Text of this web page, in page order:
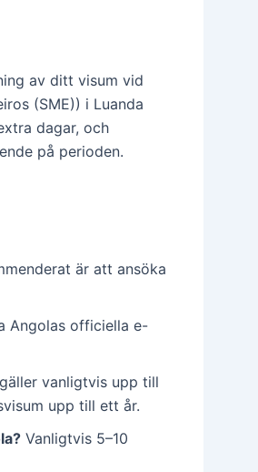
av ditt visum vid
(SME)) i Luanda
dagar, och
på perioden.
är att ansöka
Angolas officiella e-
vanligtvis upp till
upp till ett år.
Vanligtvis 5–10